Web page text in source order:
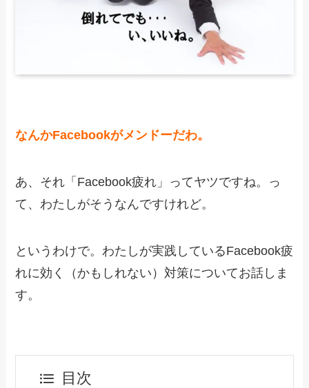
なんかFacebookがメンドーだわ。
あ、それ「Facebook疲れ」ってヤツですね。っ
て、わたしがそうなんですけれど。
というわけで。わたしが実践しているFacebook疲
れに効く（かもしれない）対策についてお話しま
す。
目次